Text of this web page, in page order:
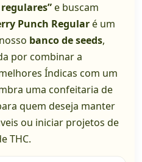
e buscam
Punch Regularé um
banco de seeds,
por combinar a
Índicas com um
uma confeitaria de
quem deseja manter
ou iniciar projetos de
THC.